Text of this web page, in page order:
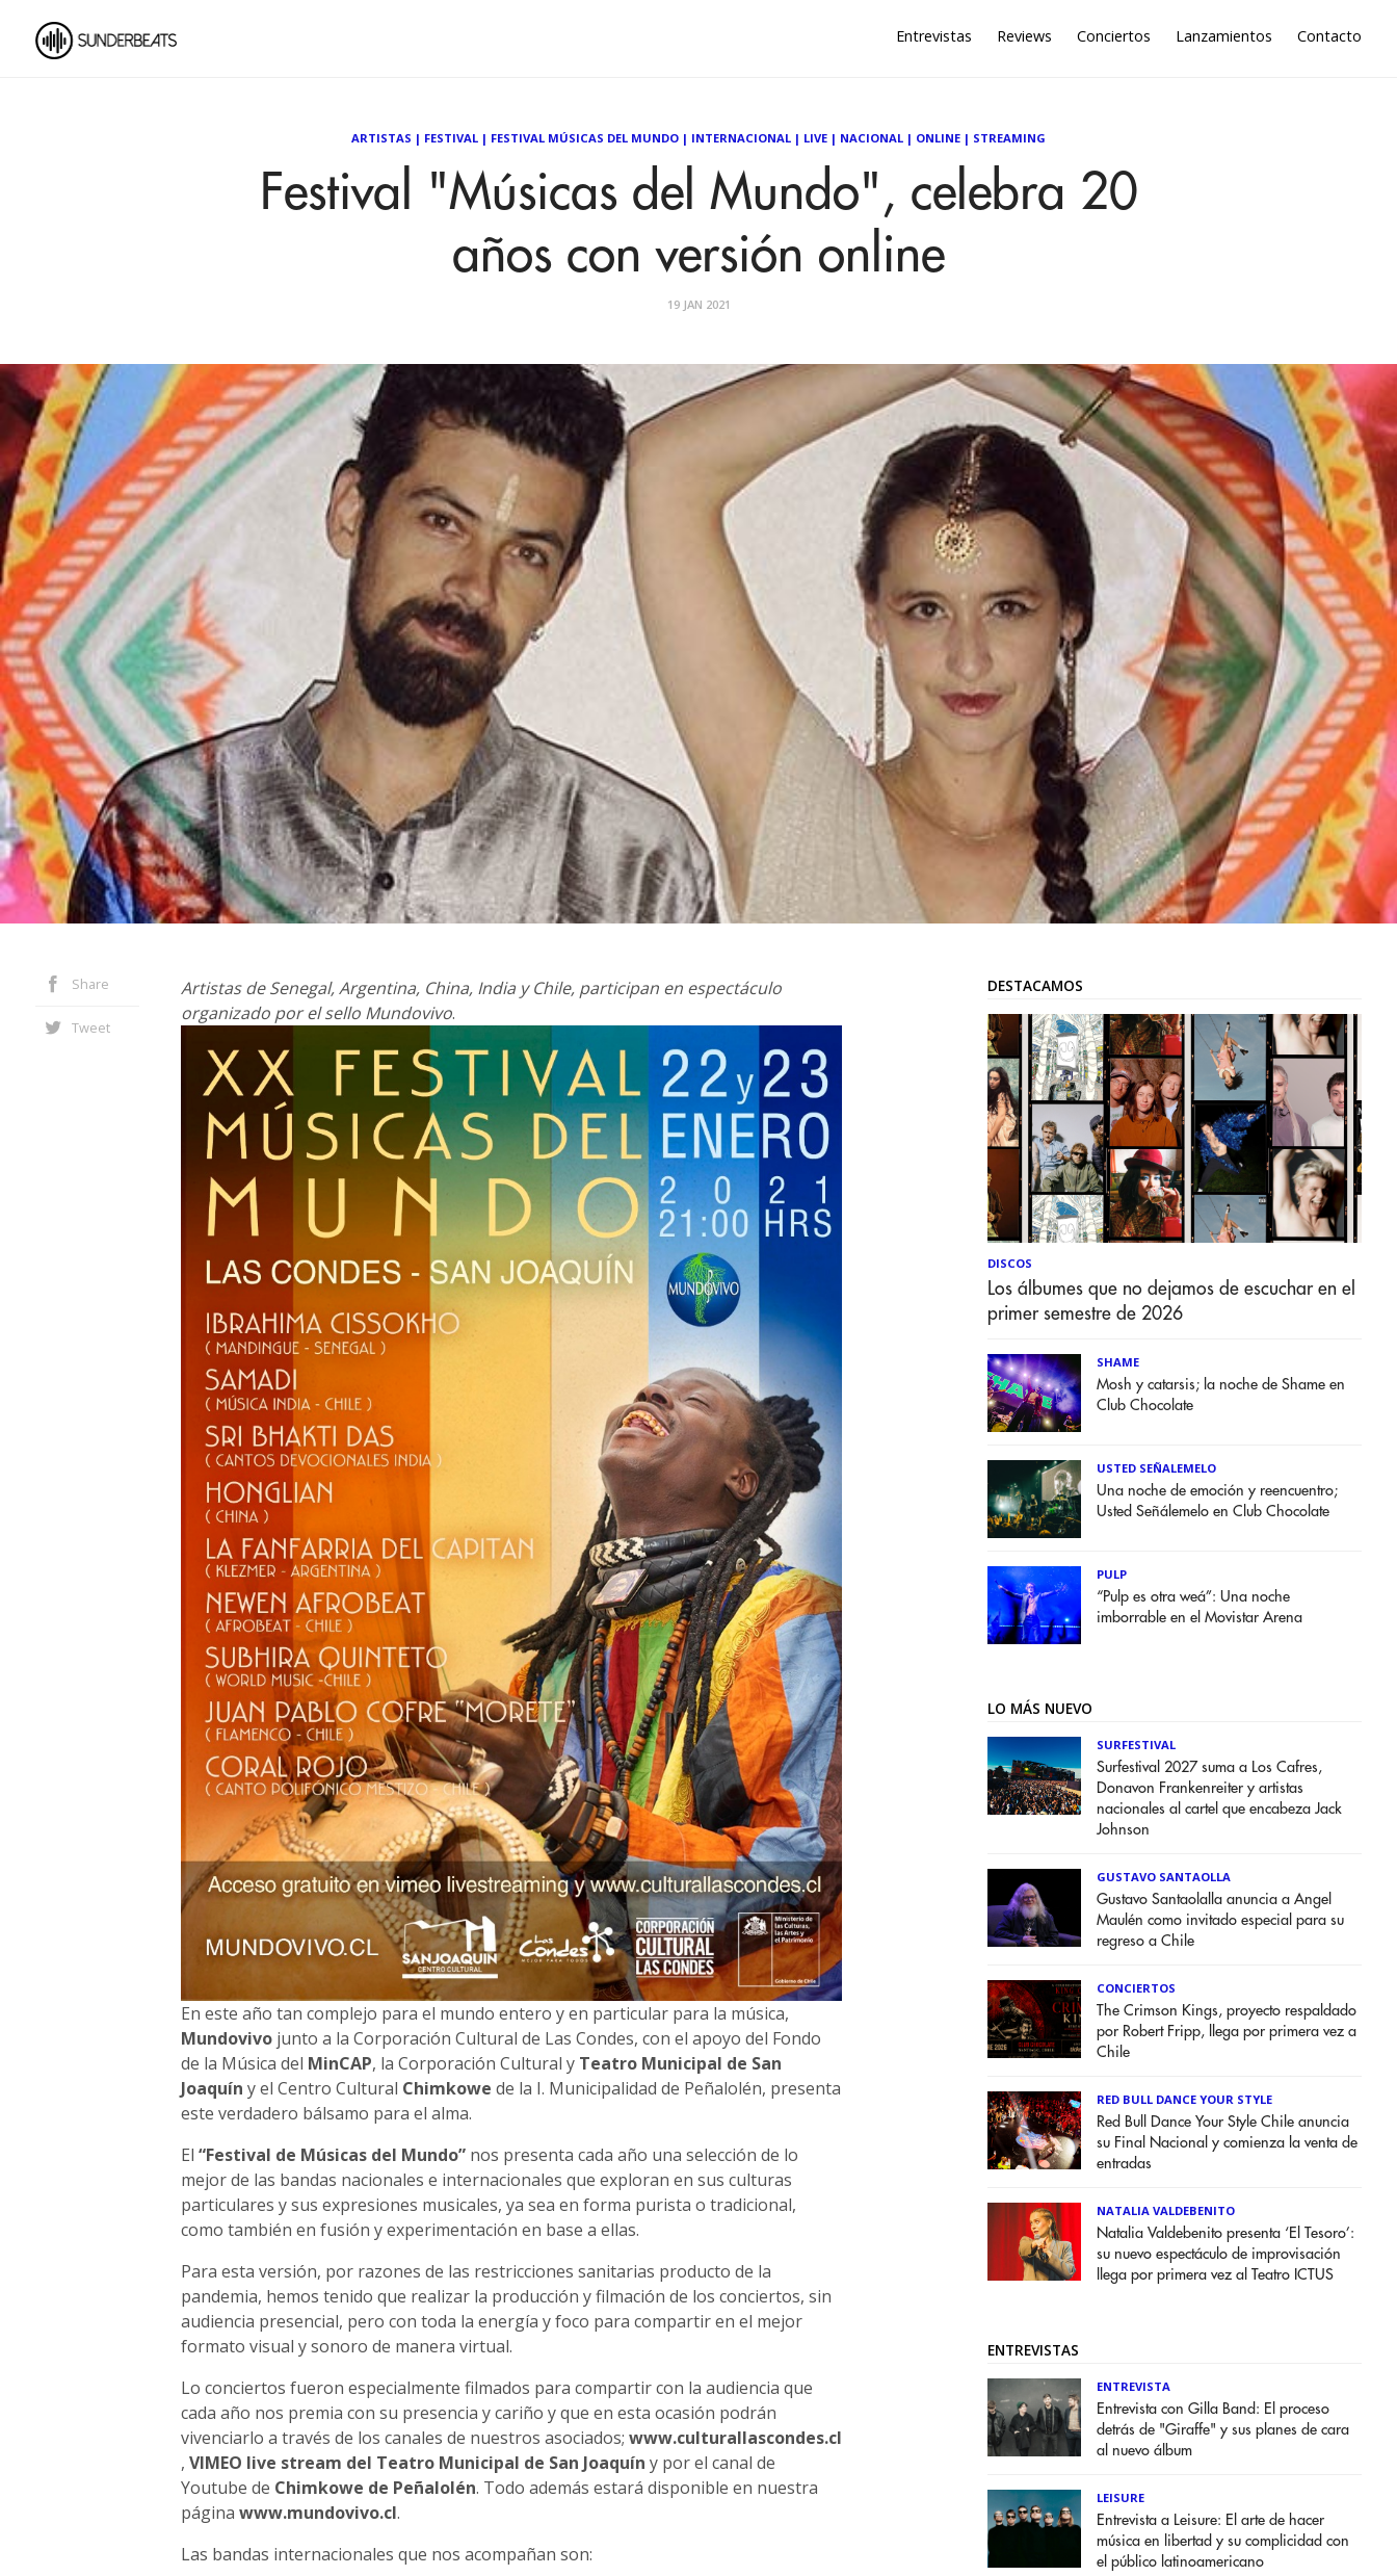
Entrevistas Reviews Conciertos Lanzamientos Contacto
ARTISTAS | FESTIVAL | FESTIVAL MÚSICAS DEL MUNDO | INTERNACIONAL | LIVE | NACIONAL | ONLINE | STREAMING
Festival "Músicas del Mundo", celebra 20
años con versión online
19 JAN 2021
Share
Tweet
Artistas de Senegal, Argentina, China, India y Chile, participan en espectáculo
organizado por el sello Mundovivo.
En este año tan complejo para el mundo entero y en particular para la música,
Mundovivojunto a la Corporación Cultural de Las Condes, con el apoyo del Fondo
de la Música del MinCAP, la Corporación Cultural y Teatro Municipal de San
Joaquín y el Centro Cultural Chimkowe de la I. Municipalidad de Peñalolén, presenta
este verdadero bálsamo para el alma.
El “Festival de Músicas del Mundo”nos presenta cada año una selección de lo
mejor de las bandas nacionales e internacionales que exploran en sus culturas
particulares y sus expresiones musicales, ya sea en forma purista o tradicional,
como también en fusión y experimentación en base a ellas.
Para esta versión, por razones de las restricciones sanitarias producto de la
pandemia, hemos tenido que realizar la producción y filmación de los conciertos, sin
audiencia presencial, pero con toda la energía y foco para compartir en el mejor
formato visual y sonoro de manera virtual.
Lo conciertos fueron especialmente filmados para compartir con la audiencia que
cada año nos premia con su presencia y cariño y que en esta ocasión podrán
vivenciarlo a través de los canales de nuestros asociados; www.culturallascondes.cl
, VIMEO live stream del Teatro Municipal de San Joaquín y por el canal de
Youtube de Chimkowe de Peñalolén. Todo además estará disponible en nuestra
página www.mundovivo.cl.
Las bandas internacionales que nos acompañan son:
DESTACAMOS
DISCOS
Los álbumes que no dejamos de escuchar en el
primer semestre de 2026
SHAME
Mosh y catarsis; la noche de Shame en
Club Chocolate
USTED SEÑALEMELO
Una noche de emoción y reencuentro;
Usted Señálemelo en Club Chocolate
PULP
“Pulp es otra weá”: Una noche
imborrable en el Movistar Arena
LO MÁS NUEVO
SURFESTIVAL
Surfestival 2027 suma a Los Cafres,
Donavon Frankenreiter y artistas
nacionales al cartel que encabeza Jack
Johnson
GUSTAVO SANTAOLLA
Gustavo Santaolalla anuncia a Angel
Maulén como invitado especial para su
regreso a Chile
CONCIERTOS
The Crimson Kings, proyecto respaldado
por Robert Fripp, llega por primera vez a
Chile
RED BULL DANCE YOUR STYLE
Red Bull Dance Your Style Chile anuncia
su Final Nacional y comienza la venta de
entradas
NATALIA VALDEBENITO
Natalia Valdebenito presenta ‘El Tesoro’:
su nuevo espectáculo de improvisación
llega por primera vez al Teatro ICTUS
ENTREVISTAS
ENTREVISTA
Entrevista con Gilla Band: El proceso
detrás de "Giraffe" y sus planes de cara
al nuevo álbum
LEISURE
Entrevista a Leisure: El arte de hacer
música en libertad y su complicidad con
el público latinoamericano